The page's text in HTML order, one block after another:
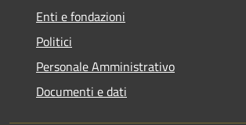
Enti e fondazioni
Politici
Personale Amministrativo
Documenti e dati